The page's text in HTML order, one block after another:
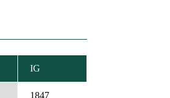
IG
1847